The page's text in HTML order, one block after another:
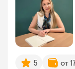
5 от